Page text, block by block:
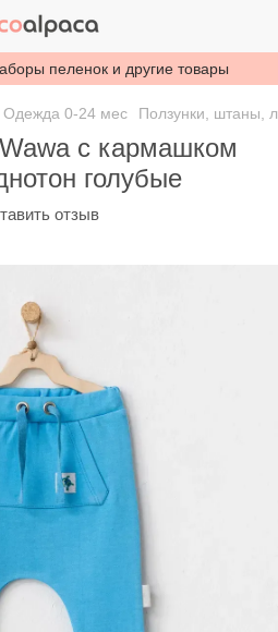
пеленок и другие товары
Одежда 0-24 мес Ползунки, штаны,
с кармашком
голубые
отзыв